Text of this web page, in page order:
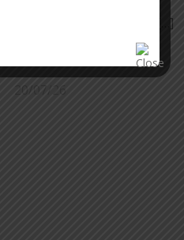
Resolució administrativa […]
20/07/26